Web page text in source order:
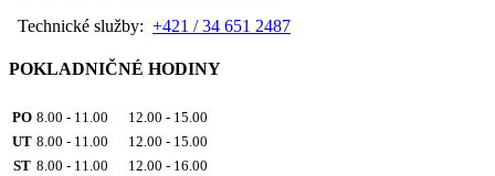
Technické služby: +421 / 34 651 2487
POKLADNIČNÉ HODINY
PO 8.00 - 11.00 12.00 - 15.00
UT 8.00 - 11.00 12.00 - 15.00
ST 8.00 - 11.00 12.00 - 16.00